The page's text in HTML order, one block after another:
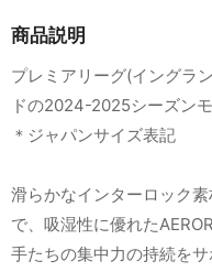
商品説明
プレミアリーグ(イングラ
ドの2024-2025シーズン
＊ジャパンサイズ表記
滑らかなインターロック
で、吸湿性に優れた
手たちの集中力の持続を